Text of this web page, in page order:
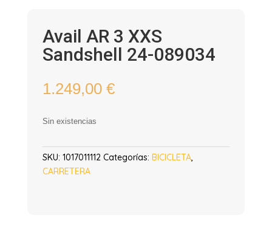
Avail AR 3 XXS
Sandshell 24-089034
1.249,00 €
Sin existencias
SKU: 1017011112 Categorías: BICICLETA,
CARRETERA